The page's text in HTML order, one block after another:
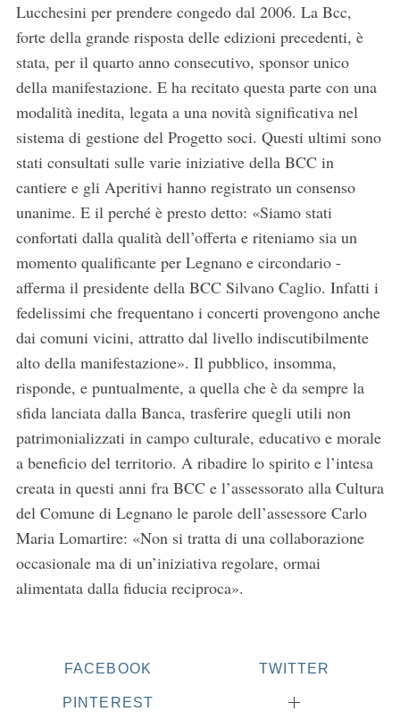
Lucchesini per prendere congedo dal 2006. La Bcc,
forte della grande risposta delle edizioni precedenti, è
stata, per il quarto anno consecutivo, sponsor unico
della manifestazione. E ha recitato questa parte con una
modalità inedita, legata a una novità significativa nel
sistema di gestione del Progetto soci. Questi ultimi sono
stati consultati sulle varie iniziative della BCC in
cantiere e gli Aperitivi hanno registrato un consenso
unanime. E il perché è presto detto: «Siamo stati
confortati dalla qualità dell’offerta e riteniamo sia un
momento qualificante per Legnano e circondario -
afferma il presidente della BCC Silvano Caglio. Infatti i
fedelissimi che frequentano i concerti provengono anche
dai comuni vicini, attratto dal livello indiscutibilmente
alto della manifestazione». Il pubblico, insomma,
risponde, e puntualmente, a quella che è da sempre la
sfida lanciata dalla Banca, trasferire quegli utili non
patrimonializzati in campo culturale, educativo e morale
a beneficio del territorio. A ribadire lo spirito e l’intesa
creata in questi anni fra BCC e l’assessorato alla Cultura
del Comune di Legnano le parole dell’assessore Carlo
Maria Lomartire: «Non si tratta di una collaborazione
occasionale ma di un’iniziativa regolare, ormai
alimentata dalla fiducia reciproca».
FACEBOOK TWITTER
PINTEREST